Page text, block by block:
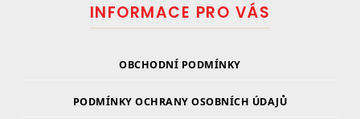
INFORMACE PRO VÁS
OBCHODNÍ PODMÍNKY
PODMÍNKY OCHRANY OSOBNÍCH ÚDAJŮ